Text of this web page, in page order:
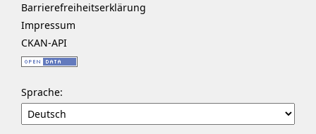
Barrierefreiheitserklärung
Impressum
CKAN-API
Sprache